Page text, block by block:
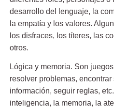
desarrollo del lenguaje, la
la empatía y los valores.
los disfraces, los títeres, las
otros.
Lógica y memoria. Son
resolver problemas,
información, seguir reglas,
inteligencia, la memoria, la